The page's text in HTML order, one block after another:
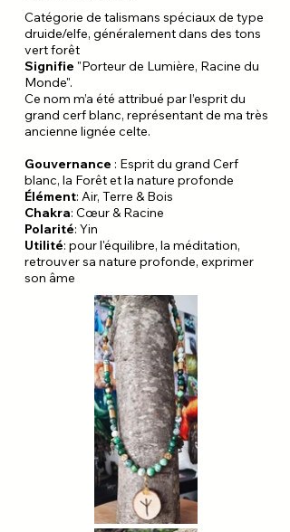
Catégorie de talismans spéciaux de type
druide/elfe, généralement dans des tons
vert forêt
Signifie "Porteur de Lumière, Racine du
Monde".
Ce nom m’a été attribué par l’esprit du
grand cerf blanc, représentant de ma très
ancienne lignée celte.
Gouvernance : Esprit du grand Cerf
blanc, la Forêt et la nature profonde
Élément: Air, Terre & Bois
Chakra: Cœur & Racine
Polarité: Yin
Utilité: pour l'équilibre, la méditation,
retrouver sa nature profonde, exprimer
son âme